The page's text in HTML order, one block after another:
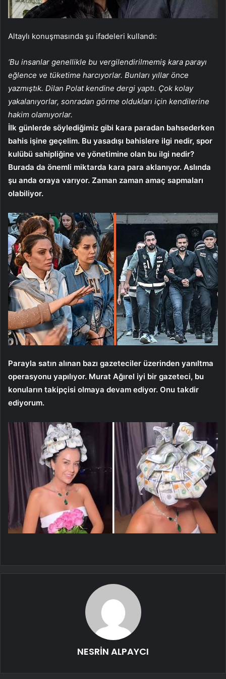
Altaylı konuşmasında şu ifadeleri kullandı:
‘Bu insanlar genellikle bu vergilendirilmemiş kara parayı
eğlence ve tüketime harcıyorlar. Bunları yıllar önce
yazmıştık. Dilan Polat kendine dergi yaptı. Çok kolay
yakalanıyorlar, sonradan görme oldukları için kendilerine
hakim olamıyorlar.
İlk günlerde söylediğimiz gibi kara paradan bahsederken
bahis işine geçelim. Bu yasadışı bahislere ilgi nedir, spor
kulübü sahipliğine ve yönetimine olan bu ilgi nedir?
Burada da önemli miktarda kara para aklanıyor. Aslında
şu anda oraya varıyor. Zaman zaman amaç sapmaları
olabiliyor.
Parayla satın alınan bazı gazeteciler üzerinden yanıltma
operasyonu yapılıyor. Murat Ağırel iyi bir gazeteci, bu
konuların takipçisi olmaya devam ediyor. Onu takdir
ediyorum.
NESRİN ALPAYCI